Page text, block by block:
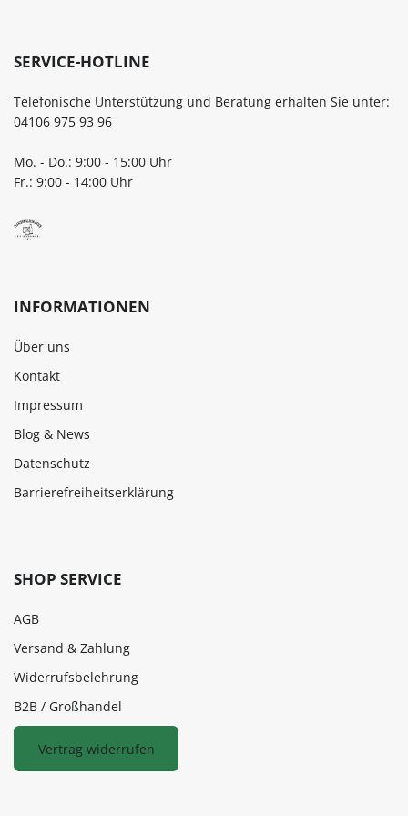
SERVICE-HOTLINE
Telefonische Unterstützung und Beratung erhalten Sie unter:
04106 975 93 96
Mo. - Do.: 9:00 - 15:00 Uhr
Fr.: 9:00 - 14:00 Uhr
INFORMATIONEN
Über uns
Kontakt
Impressum
Blog & News
Datenschutz
Barrierefreiheitserklärung
SHOP SERVICE
AGB
Versand & Zahlung
Widerrufsbelehrung
B2B / Großhandel
Vertrag widerrufen